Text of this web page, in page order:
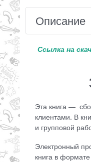
Описание
Ссылка на
Эта книга —
клиентами. В
и групповой
Электронный
книга в